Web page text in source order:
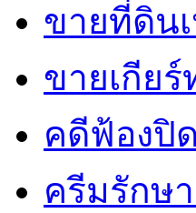
ขายที่ดิน
ขายเกียร์
คดีฟ้องปิ
ครีมรักษ